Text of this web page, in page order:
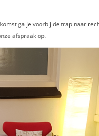
ga je voorbij de trap naar
afspraak op.